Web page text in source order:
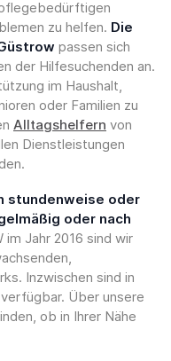
zu helfen. Die
passen sich
der Hilfesuchenden an.
im Haushalt,
oder Familien zu
Alltagshelfern von
Dienstleistungen
stundenweise oder
oder nach
im Jahr 2016 sind wir
Inzwischen sind in
Über unsere
ob in Ihrer Nähe